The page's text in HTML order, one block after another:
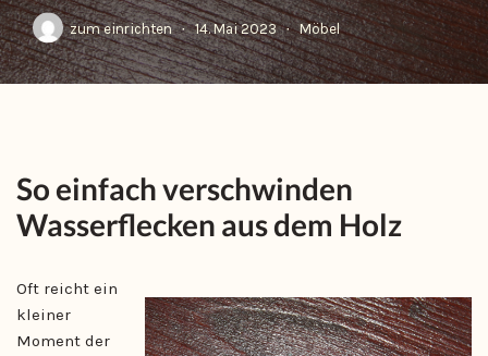
zum einrichten 14. Mai 2023 Möbel
So einfach verschwinden
Wasserflecken aus dem Holz
Oft reicht ein
kleiner
Moment der